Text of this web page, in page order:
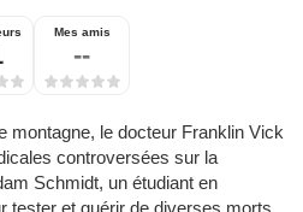
Mes amis
--
montagne, le docteur Franklin Vick
controversées sur la
Schmidt, un étudiant en
tester et guérir de diverses morts